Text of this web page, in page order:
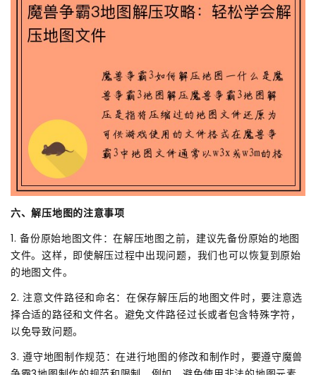
六、解压地图的注意事项
1. 备份原始地图文件：在解压地图之前，建议先备份原始的地图
文件。这样，即使解压过程中出现问题，我们也可以恢复到原始
的地图文件。
2. 注意文件路径和命名：在保存解压后的地图文件时，要注意选
择合适的路径和文件名。避免文件路径过长或者包含特殊字符，
以免导致问题。
3. 遵守地图制作规范：在进行地图的修改和制作时，要遵守魔兽